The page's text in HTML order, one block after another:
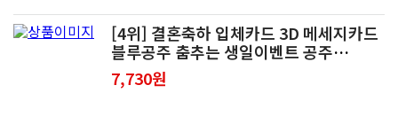
[4위] 결혼축하 입체카드 3D 메세지카드
블루공주 춤추는 생일이벤트 공주
hes66428GJ
7,730원